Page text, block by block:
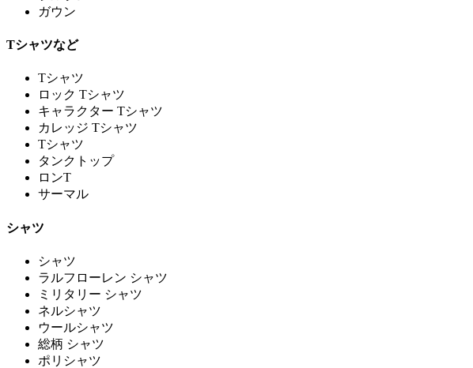
ガウン
Tシャツなど
Tシャツ
ロック Tシャツ
キャラクター Tシャツ
カレッジ Tシャツ
Tシャツ
タンクトップ
ロンT
サーマル
シャツ
シャツ
ラルフローレン シャツ
ミリタリー シャツ
ネルシャツ
ウールシャツ
総柄 シャツ
ポリシャツ